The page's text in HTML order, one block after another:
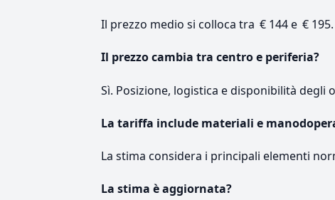
Il prezzo medio si colloca tra € 144 e € 195.
Il prezzo cambia tra centro e periferia?
Sì. Posizione, logistica e disponibilità
La tariffa include materiali e
La stima considera i principali elementi
La stima è aggiornata?